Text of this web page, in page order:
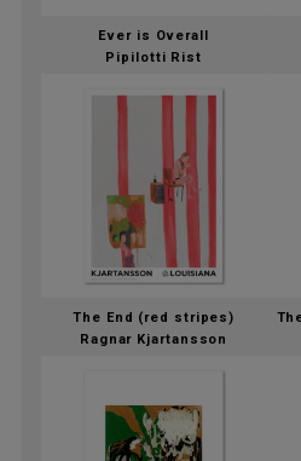
Ever is Overall
Pipilotti Rist
The End (red stripes)
Ragnar Kjartansson